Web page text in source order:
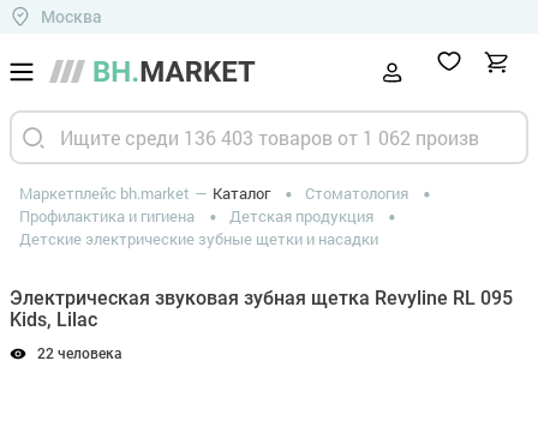
Москва
Маркетплейс bh.market Каталог
Стоматология
Профилактика и гигиена
Детская продукция
Детские электрические зубные щетки и насадки
Электрическая звуковая зубная щетка Revyline RL 095
Kids, Lilac
22 человека